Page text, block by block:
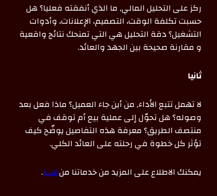
ركز على التحليل المالي, ما الذي أنفقته فعليا؟ هل
حسبت تكلفة الوقت، التصميم، الإعلانات، وأدوات
التشغيل؟ دقة التحليل هي التي تمنحك نتائج واقعية
و مقارنة صحيحة بين الجهد والعائد.
ثانيا
لا تهمل تتبع الأداء, من أين جاء العميل؟ ماذا فعل بعد
وصوله؟ هل تحوّل إلى عملية بيع أم توقف في
منتصف الطريق؟ معرفة هذه التفاصيل يوضّح كيف
تؤثر كل خطوة في رحلته على العائد الكلي.
يمكنك الاطلاع على المزيد من خدماتنا منهنـا.